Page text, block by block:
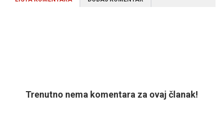
Trenutno nema komentara za ovaj članak!